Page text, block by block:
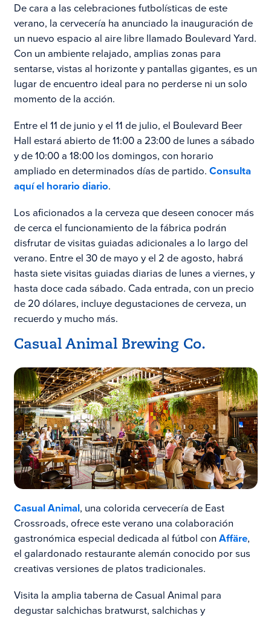
De cara a las celebraciones futbolísticas de este
verano, la cervecería ha anunciado la inauguración de
un nuevo espacio al aire libre llamado Boulevard Yard.
Con un ambiente relajado, amplias zonas para
sentarse, vistas al horizonte y pantallas gigantes, es un
lugar de encuentro ideal para no perderse ni un solo
momento de la acción.
Entre el 11 de junio y el 11 de julio, el Boulevard Beer
Hall estará abierto de 11:00 a 23:00 de lunes a sábado
y de 10:00 a 18:00 los domingos, con horario
ampliado en determinados días de partido. Consulta
aquí el horario diario.
Los aficionados a la cerveza que deseen conocer más
de cerca el funcionamiento de la fábrica podrán
disfrutar de visitas guiadas adicionales a lo largo del
verano. Entre el 30 de mayo y el 2 de agosto, habrá
hasta siete visitas guiadas diarias de lunes a viernes, y
hasta doce cada sábado. Cada entrada, con un precio
de 20 dólares, incluye degustaciones de cerveza, un
recuerdo y mucho más.
Casual Animal Brewing Co.
Casual Animal, una colorida cervecería de East
Crossroads, ofrece este verano una colaboración
gastronómica especial dedicada al fútbol con Affäre,
el galardonado restaurante alemán conocido por sus
creativas versiones de platos tradicionales.
Visita la amplia taberna de Casual Animal para
degustar salchichas bratwurst, salchichas y